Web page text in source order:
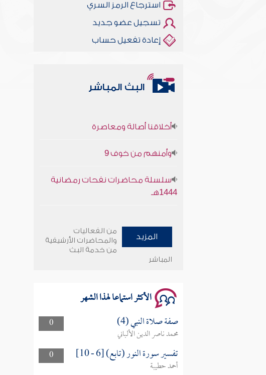
استرجاع الرمز السري
تسجيل عضو جديد
إعادة تفعيل حساب
البث المباشر
1444هـ
وأمنهم من خوف 9
سلسلة محاضرات نفحات رمضانية
المزيد
من الفعاليات
والمحاضرات الأرشيفية
من خدمة البث
المباشر
الأكثر استماعا لهذا الشهر
0 صفة صلاة النبي (4)
محمد ناصر الدين الألباني
0
تفسير سورة النور (تابع) [6 - 10]
أحمد حطيبة